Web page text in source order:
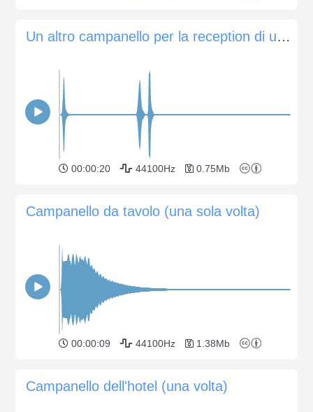
Un altro campanello per la reception di un hotel
00:00:20 44100Hz 0.75Mb
Campanello da tavolo (una sola volta)
00:00:09 44100Hz 1.38Mb
Campanello dell'hotel (una volta)